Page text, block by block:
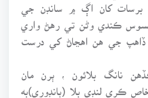
کان اڳ ۾ سانڊن جي
ڪندي وڻن تي رهڻ واري
ڏاهپ جي هن اهڃاڻ کي درست
نانگ بلائون ، ٻرن مان
ڪري لنڊي بلا (ٻانڊوري)به